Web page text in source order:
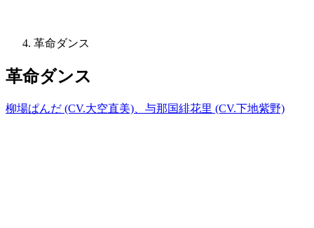
革命ダンス
革命ダンス
柳場ぱんだ (CV.大空直美)、与那国緋花里 (CV.下地紫野)